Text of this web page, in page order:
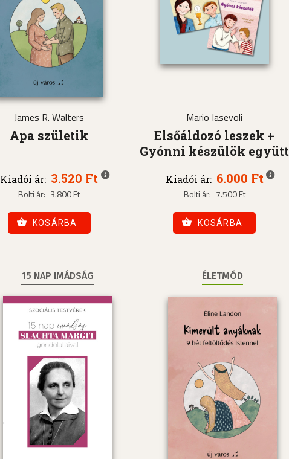
James R. Walters
Apa születik
Kiadói ár: 3.520 Ft
Bolti ár: 3.800 Ft
KOSÁRBA
Mario Iasevoli
Elsőáldozó leszek +
Gyónni készülök együtt
Kiadói ár: 6.000 Ft
Bolti ár: 7.500 Ft
KOSÁRBA
15 NAP IMÁDSÁG ÉLETMÓD